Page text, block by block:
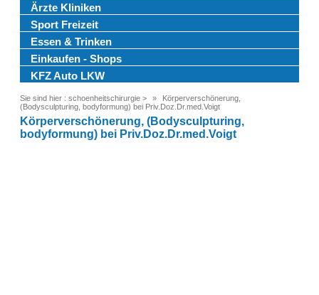
Ärzte Kliniken
Sport Freizeit
Essen & Trinken
Einkaufen - Shops
KFZ Auto LKW
Sie sind hier : schoenheitschirurgie >
Körperverschönerung,
(Bodysculpturing, bodyformung) bei Priv.Doz.Dr.med.Voigt
Körperverschönerung, (Bodysculpturing,
bodyformung) bei Priv.Doz.Dr.med.Voigt